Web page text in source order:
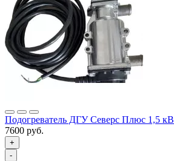
Подогреватель ДГУ Северс Плюс 1,5
7600 руб.
+
-